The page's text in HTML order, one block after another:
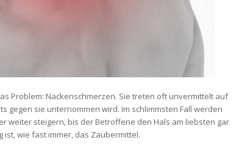
Problem: Nackenschmerzen. Sie treten oft unvermittelt auf
gegen sie unternommen wird. Im schlimmsten Fall werden
weiter steigern, bis der Betroffene den Hals am liebsten gar
ist, wie fast immer, das Zaubermittel.